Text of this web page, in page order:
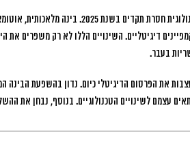
חסרת תקדים בשנת 2025.
בינה מלאכותית,
דיגיטליים. השינויים הללו לא רק משפרים
בעבר.
את הפרסום הדיגיטלי כיום. נדון בהשפעת הבינה
עצמם לשינויים הטכנולוגיים. בנוסף, נבחן את